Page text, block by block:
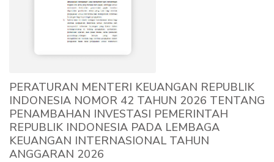
PERATURAN MENTERI KEUANGAN REPUBLIK
INDONESIA NOMOR 42 TAHUN 2026 TENTANG
PENAMBAHAN INVESTASI PEMERINTAH
REPUBLIK INDONESIA PADA LEMBAGA
KEUANGAN INTERNASIONAL TAHUN
ANGGARAN 2026